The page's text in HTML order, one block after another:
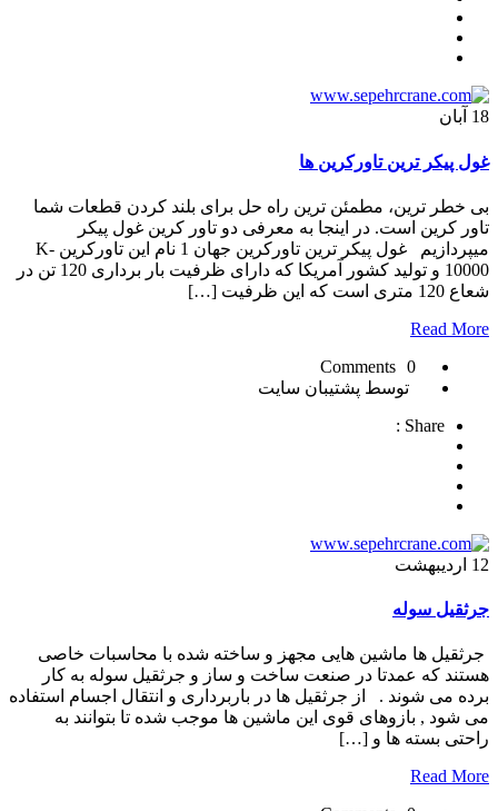
18 آبان
غول پیکر ترین تاورکرین ها
بی خطر ترین، مطمئن ترین راه حل برای بلند کردن قطعات شما
تاور کرین است. در اینجا به معرفی دو تاور کرین غول پیکر
میپردازیم غول پیکر ترین تاورکرین جهان 1 نام این تاورکرین K-
10000 و تولید کشور آمریکا که دارای ظرفیت بار برداری 120 تن در
شعاع 120 متری است که این ظرفیت […]
Read More
0 Comments
توسط پشتیبان سایت
Share :
12 اردیبهشت
جرثقیل سوله
جرثقیل ها ماشین هایی مجهز و ساخته شده با محاسبات خاصی
هستند که عمدتا در صنعت ساخت و ساز و جرثقیل سوله به کار
برده می شوند . از جرثقیل ها در باربرداری و انتقال اجسام استفاده
می شود , بازوهای قوی این ماشین ها موجب شده تا بتوانند به
راحتی بسته ها و […]
Read More